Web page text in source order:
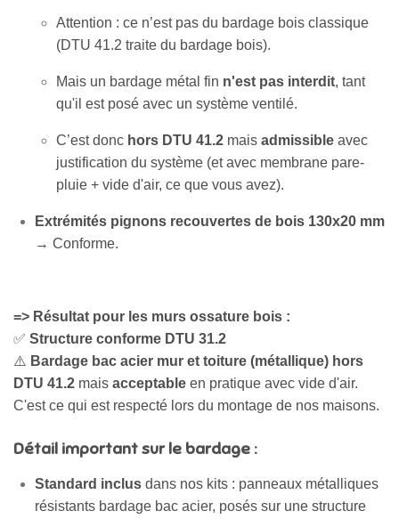
Attention : ce n’est pas du bardage bois classique
(DTU 41.2 traite du bardage bois).
Mais un bardage métal fin n'est pas interdit, tant
qu'il est posé avec un système ventilé.
C’est donc hors DTU 41.2 mais admissible avec
justification du système (et avec membrane pare-
pluie + vide d'air, ce que vous avez).
Extrémités pignons recouvertes de bois 130x20 mm
→ Conforme.
=> Résultat pour les murs ossature bois :
✅ Structure conforme DTU 31.2
⚠️ Bardage bac acier mur et toiture (métallique) hors
DTU 41.2 mais acceptable en pratique avec vide d'air.
C'est ce qui est respecté lors du montage de nos maisons.
Détail important sur le bardage :
Standard inclus dans nos kits : panneaux métalliques
résistants bardage bac acier, posés sur une structure